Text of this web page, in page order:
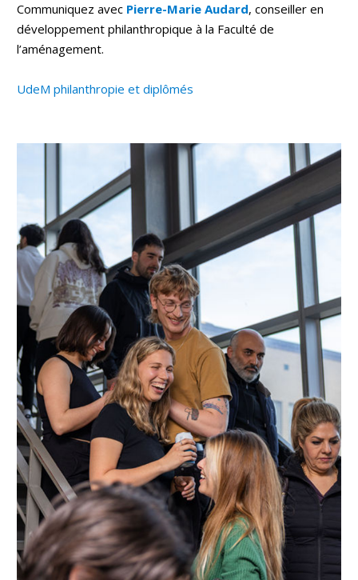
Communiquez avec Pierre-Marie Audard, conseiller en
développement philanthropique à la Faculté de
l’aménagement.
UdeM philanthropie et diplômés